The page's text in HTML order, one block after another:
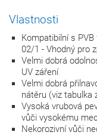
Vlastnosti
Kompatibilní s
02/1 - Vhodný pro
Velmi dobrá
UV záření
Velmi dobrá
nátěru (viz tabulka
Vysoká vrubová
vůči vysokému
Nekorozivní vůči